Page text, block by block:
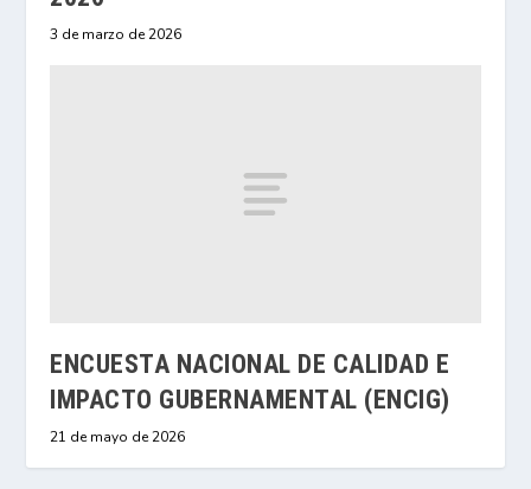
3 de marzo de 2026
ENCUESTA NACIONAL DE CALIDAD E
IMPACTO GUBERNAMENTAL (ENCIG)
21 de mayo de 2026